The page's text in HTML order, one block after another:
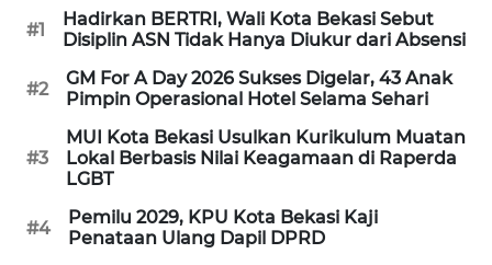
#1
Hadirkan BERTRI, Wali Kota Bekasi Sebut
Disiplin ASN Tidak Hanya Diukur dari Absensi
#2
GM For A Day 2026 Sukses Digelar, 43 Anak
Pimpin Operasional Hotel Selama Sehari
#3
MUI Kota Bekasi Usulkan Kurikulum Muatan
Lokal Berbasis Nilai Keagamaan di Raperda
LGBT
#4
Pemilu 2029, KPU Kota Bekasi Kaji
Penataan Ulang Dapil DPRD
ENERGI
NEWS
CILEUNGSI
BERKAT